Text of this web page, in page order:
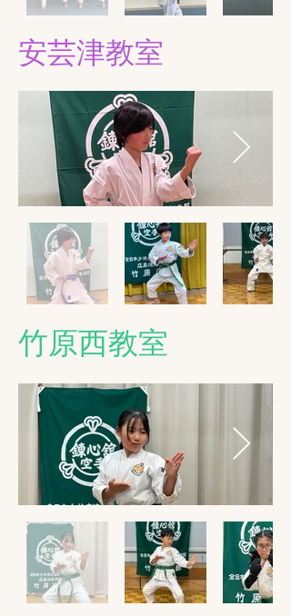
安芸津教室
​竹原西教室